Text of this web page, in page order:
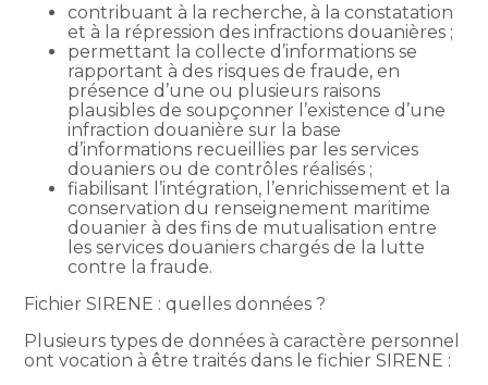
contribuant à la recherche, à la constatation
et à la répression des infractions douanières ;
permettant la collecte d’informations se
rapportant à des risques de fraude, en
présence d’une ou plusieurs raisons
plausibles de soupçonner l’existence d’une
infraction douanière sur la base
d’informations recueillies par les services
douaniers ou de contrôles réalisés ;
fiabilisant l’intégration, l’enrichissement et la
conservation du renseignement maritime
douanier à des fins de mutualisation entre
les services douaniers chargés de la lutte
contre la fraude.
Fichier SIRENE : quelles données ?
Plusieurs types de données à caractère personnel
ont vocation à être traités dans le fichier SIRENE :